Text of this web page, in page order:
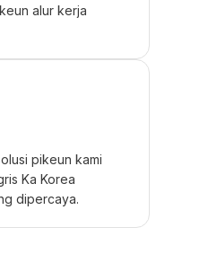
alur kerja
pikeun kami
Ka Korea
dipercaya.